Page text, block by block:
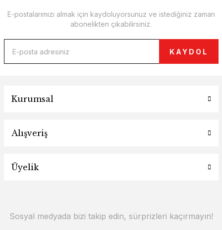
E-postalarımızı almak için kaydoluyorsunuz ve istediğiniz zaman
abonelikten çıkabilirsiniz.
KAYDOL
Kurumsal
Alışveriş
Üyelik
Sosyal medyada bizi takip edin, sürprizleri kaçırmayın!